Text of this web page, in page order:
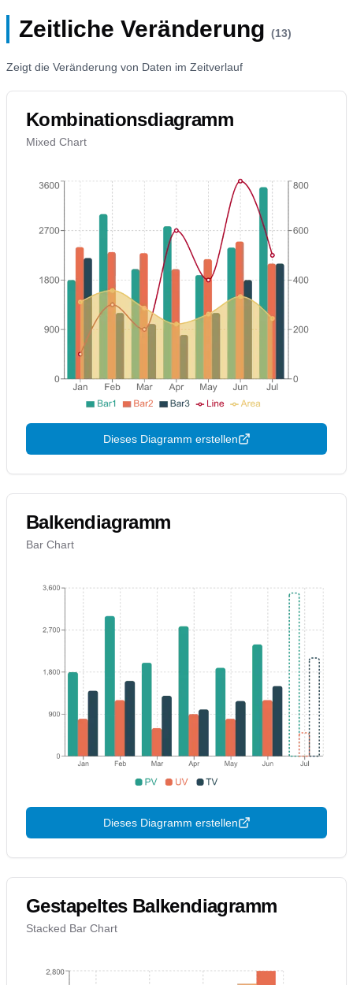
Zeitliche Veränderung (13)
Zeigt die Veränderung von Daten im Zeitverlauf
Kombinationsdiagramm
Mixed Chart
Dieses Diagramm erstellen
Balkendiagramm
Bar Chart
Dieses Diagramm erstellen
Gestapeltes Balkendiagramm
Stacked Bar Chart